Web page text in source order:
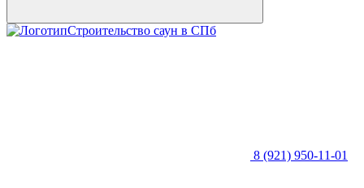
Строительство саун в СПб
8 (921) 950-11-01